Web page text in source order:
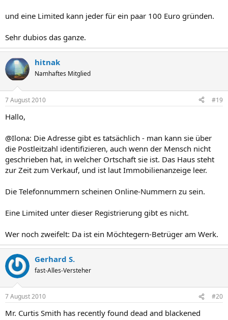
und eine Limited kann jeder für ein paar 100 Euro gründen.
Sehr dubios das ganze.
hitnak
Namhaftes Mitglied
7 August 2010 #19
Hallo,
@Ilona: Die Adresse gibt es tatsächlich - man kann sie über
die Postleitzahl identifizieren, auch wenn der Mensch nicht
geschrieben hat, in welcher Ortschaft sie ist. Das Haus steht
zur Zeit zum Verkauf, und ist laut Immobilienanzeige leer.
Die Telefonnummern scheinen Online-Nummern zu sein.
Eine Limited unter dieser Registrierung gibt es nicht.
Wer noch zweifelt: Da ist ein Möchtegern-Betrüger am Werk.
Gerhard S.
fast-Alles-Versteher
7 August 2010 #20
Mr. Curtis Smith has recently found dead and blackened